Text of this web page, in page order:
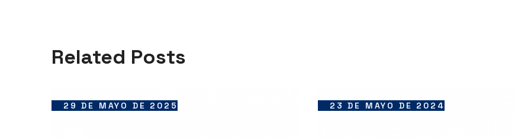
Related Posts
29 DE MAYO DE 2025 23 DE MAYO DE 2024